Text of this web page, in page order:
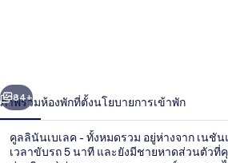
-
ทั้งหมด
า
ถัดไป
84+
ภาพรวมห้องพักที่ตั้งนโยบายการเข้าพัก
คูลลินันเบเลค - ทั้งหมดรวม อยู่ห่างจาก เนชั
เวลาขับรถ 5 นาที และยังมีชายหาดส่วนตัว